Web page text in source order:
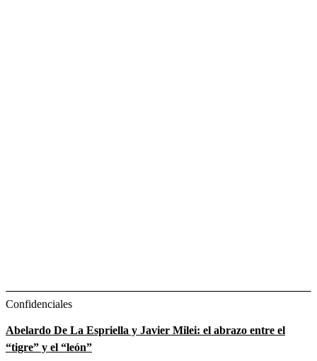
Confidenciales
Abelardo De La Espriella y Javier Milei: el abrazo entre el
“tigre” y el “león”